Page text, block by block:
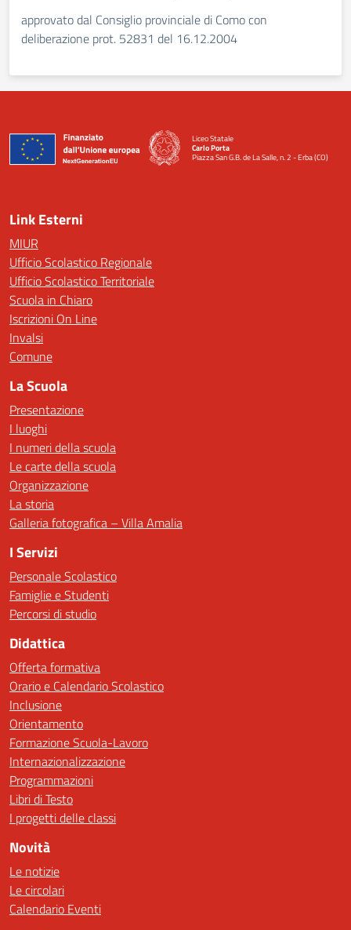
approvato dal Consiglio provinciale di Como con
deliberazione prot. 52831 del 16.12.2004
Liceo Statale
Carlo Porta
Piazza San G.B. de La Salle, n. 2 - Erba (CO)
— Visita la pagina iniziale della scuola
Link Esterni
MIUR
Ufficio Scolastico Regionale
Ufficio Scolastico Territoriale
Scuola in Chiaro
Iscrizioni On Line
Invalsi
Comune
La Scuola
Presentazione
I luoghi
I numeri della scuola
Le carte della scuola
Organizzazione
La storia
Galleria fotografica – Villa Amalia
I Servizi
Personale Scolastico
Famiglie e Studenti
Percorsi di studio
Didattica
Offerta formativa
Orario e Calendario Scolastico
Inclusione
Orientamento
Formazione Scuola-Lavoro
Internazionalizzazione
Programmazioni
Libri di Testo
I progetti delle classi
Novità
Le notizie
Le circolari
Calendario Eventi